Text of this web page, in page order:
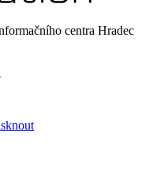
centra Hradec